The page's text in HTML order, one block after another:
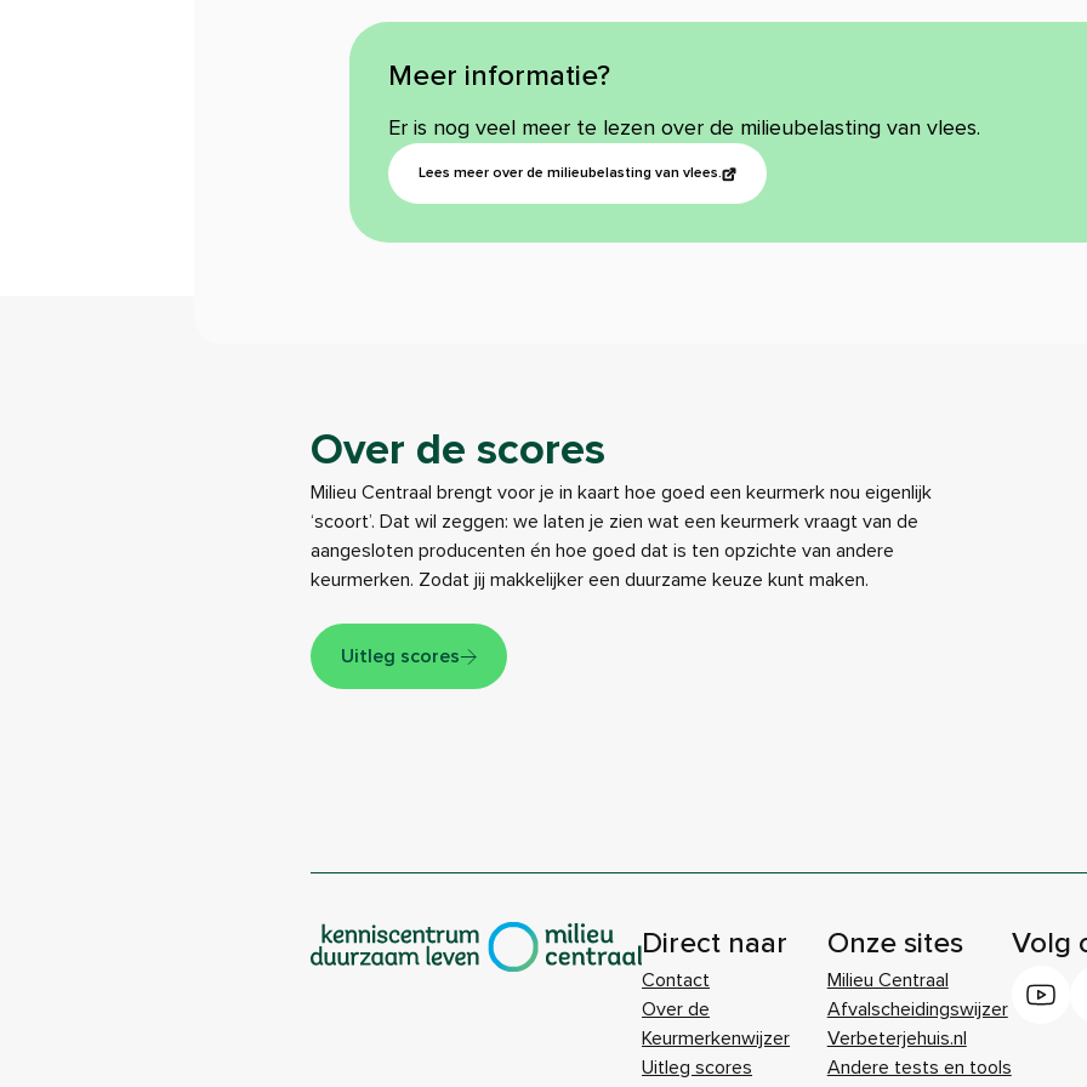
Meer informatie?
Er is nog veel meer te lezen over de milieubelasting van vlees.
Lees meer over de milieubelasting van vlees.
Over de scores
Milieu Centraal brengt voor je in kaart hoe goed een keurmerk nou eigenlijk
‘scoort’. Dat wil zeggen: we laten je zien wat een keurmerk vraagt van de
aangesloten producenten én hoe goed dat is ten opzichte van andere
keurmerken. Zodat jij makkelijker een duurzame keuze kunt maken.
Uitleg scores
| Direct naar
Contact
Over de
Keurmerkenwijzer
Uitleg scores
Onze sites
Milieu Centraal
Afvalscheidingswijzer
Verbeterjehuis.nl
Andere tests en tools
Volg